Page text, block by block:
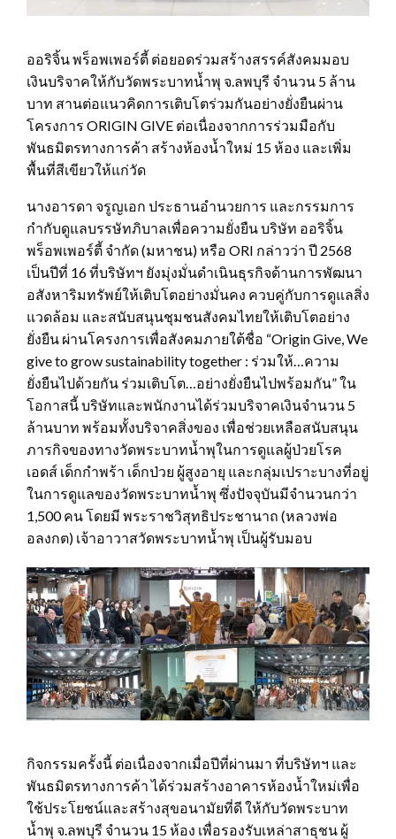
ออริจิ้น พร็อพเพอร์ตี้ ต่อยอดร่วมสร้างสรรค์สังคมมอบ
เงินบริจาคให้กับวัดพระบาทน้ำพุ จ.ลพบุรี จำนวน 5 ล้าน
บาท สานต่อแนวคิดการเติบโตร่วมกันอย่างยั่งยืนผ่าน
โครงการ ORIGIN GIVE ต่อเนื่องจากการร่วมมือกับ
พันธมิตรทางการค้า สร้างห้องน้ำใหม่ 15 ห้อง และเพิ่ม
พื้นที่สีเขียวให้แก่วัด
นางอารดา จรูญเอก ประธานอำนวยการ และกรรมการ
กำกับดูแลบรรษัทภิบาลเพื่อความยั่งยืน บริษัท ออริจิ้น
พร็อพเพอร์ตี้ จำกัด (มหาชน) หรือ ORI กล่าวว่า ปี 2568
เป็นปีที่ 16 ที่บริษัทฯ ยังมุ่งมั่นดำเนินธุรกิจด้านการพัฒนา
อสังหาริมทรัพย์ให้เติบโตอย่างมั่นคง ควบคู่กับการดูแลสิ่ง
แวดล้อม และสนับสนุนชุมชนสังคมไทยให้เติบโตอย่าง
ยั่งยืน ผ่านโครงการเพื่อสังคมภายใต้ชื่อ “Origin Give, We
give to grow sustainability together : ร่วมให้…ความ
ยั่งยืนไปด้วยกัน ร่วมเติบโต…อย่างยั่งยืนไปพร้อมกัน” ใน
โอกาสนี้ บริษัทและพนักงานได้ร่วมบริจาคเงินจำนวน 5
ล้านบาท พร้อมทั้งบริจาคสิ่งของ เพื่อช่วยเหลือสนับสนุน
ภารกิจของทางวัดพระบาทน้ำพุในการดูแลผู้ป่วยโรค
เอดส์ เด็กกำพร้า เด็กป่วย ผู้สูงอายุ และกลุ่มเปราะบางที่อยู่
ในการดูแลของวัดพระบาทน้ำพุ ซึ่งปัจจุบันมีจำนวนกว่า
1,500 คน โดยมี พระราชวิสุทธิประชานาถ (หลวงพ่อ
อลงกต) เจ้าอาวาสวัดพระบาทน้ำพุ เป็นผู้รับมอบ
กิจกรรมครั้งนี้ ต่อเนื่องจากเมื่อปีที่ผ่านมา ที่บริษัทฯ และ
พันธมิตรทางการค้า ได้ร่วมสร้างอาคารห้องน้ำใหม่เพื่อ
ใช้ประโยชน์และสร้างสุขอนามัยที่ดี ให้กับวัดพระบาท
น้ำพุ จ.ลพบุรี จำนวน 15 ห้อง เพื่อรองรับเหล่าสาธุชน ผู้